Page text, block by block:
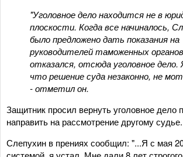
"Уголовное дело находится не в
плоскости. Когда все начиналось,
было предложено дать показания на
руководителей таможенных
отказался, отсюда уголовное
что решение суда незаконно, не
- отметил он.
Защитник просил вернуть уголовное дело
направить на рассмотрение другому судье.
Слепухин в прениях сообщил: "...Я с мая